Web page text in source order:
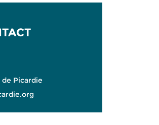
de Picardie